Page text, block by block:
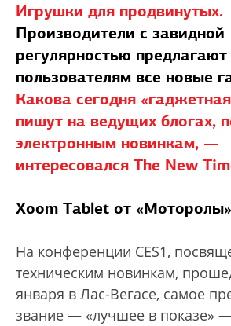
Игрушки для продвинутых.
Производители с завидной
регулярностью предлагают
пользователям все новые
Какова сегодня
пишут на ведущих блогах,
электронным новинкам, —
интересовался The New
Xoom Tablet от «Моторолы»
На конференции CES1,
техническим новинкам,
января в Лас-Вегасе, самое
звание — «лучшее в показе»